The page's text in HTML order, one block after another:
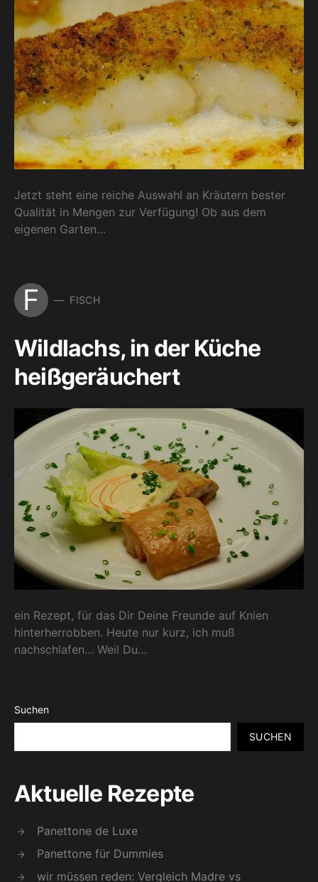
Jetzt steht eine reiche Auswahl an Kräutern bester
Qualität in Mengen zur Verfügung! Ob aus dem
eigenen Garten…
F FISCH
Wildlachs, in der Küche
heißgeräuchert
ein Rezept, für das Dir Deine Freunde auf Knien
hinterherrobben. Heute nur kurz, ich muß
nachschlafen… Weil Du…
Suchen
SUCHEN
Aktuelle Rezepte
Panettone de Luxe
Panettone für Dummies
wir müssen reden: Vergleich Madre vs